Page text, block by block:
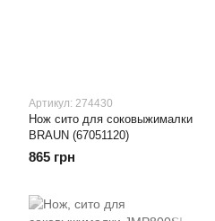
Артикул: 274430
Нож сито для соковыжималки
BRAUN (67051120)
865 грн